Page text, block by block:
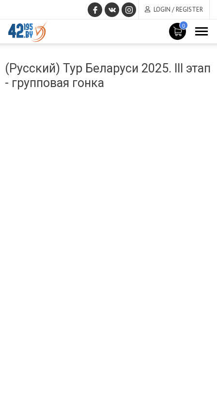
LOGIN / REGISTER
0
MAIN
CONTENT
14,
2017
(Русский) Тур Беларуси 2025. III этап
- групповая гонка